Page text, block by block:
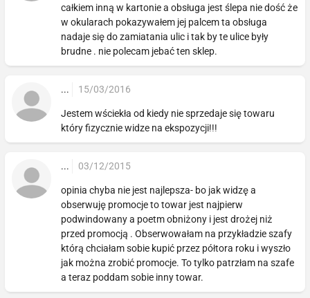
całkiem inną w kartonie a obsługa jest ślepa nie dość że
w okularach pokazywałem jej palcem ta obsługa
nadaje się do zamiatania ulic i tak by te ulice były
brudne . nie polecam jebać ten sklep.
... 15/03/2016
Jestem wściekła od kiedy nie sprzedaje się towaru
który fizycznie widze na ekspozycji!!!
... 03/12/2015
opinia chyba nie jest najlepsza- bo jak widzę a
obserwuję promocje to towar jest najpierw
podwindowany a poetm obniżony i jest drożej niż
przed promocją . Obserwowałam na przykładzie szafy
którą chciałam sobie kupić przez półtora roku i wyszło
jak można zrobić promocje. To tylko patrzłam na szafe
a teraz poddam sobie inny towar.